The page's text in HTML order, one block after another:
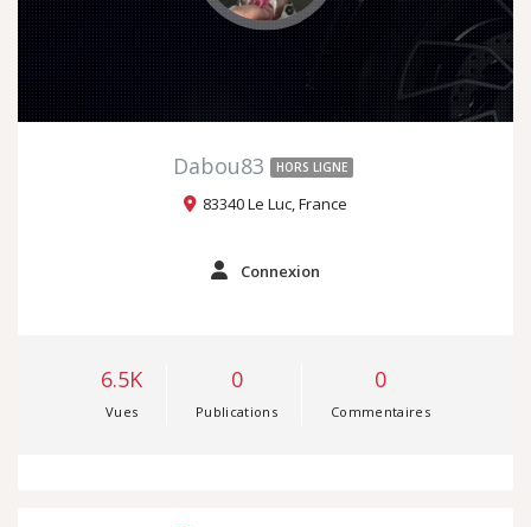
Dabou83 HORS LIGNE
83340 Le Luc, France
Connexion
6.5K
Vues
0
Publications
0
Commentaires